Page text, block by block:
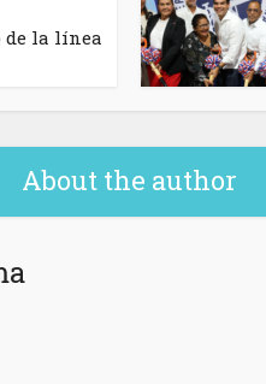
la línea
About the author